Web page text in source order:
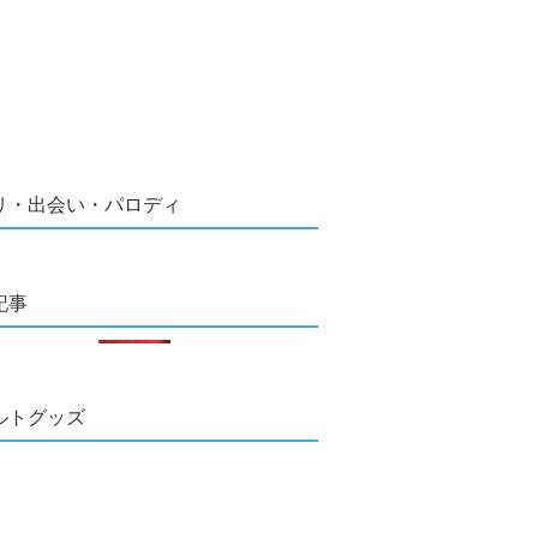
・出会い・パロディ
事
トグッズ